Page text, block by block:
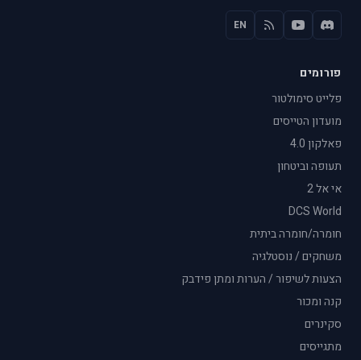
EN
פורומים
פלייט סימולטור
מועדון הטייסים
פאלקון 4.0
תעופה וביטחון
אי אל 2
DCS World
חומרה/חומרה ביתית
משחקים / נוסטלגיה
הצעות לשיפור / הערות ומתן פידבק
קנה ומכור
סקינרים
מתגייסים